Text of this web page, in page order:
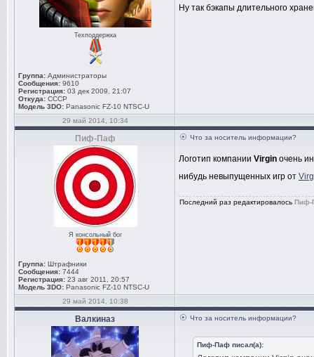
Техподдержка
Группа: Администраторы
Сообщения: 9610
Регистрация: 03 дек 2009, 21:07
Откуда: СССР
Модель 3DO: Panasonic FZ-10 NTSC-U
Ну так бэкапы длительного
29 май 2014, 10:34
Пиф-Паф
Я консольный бог
Группа: Штрафники
Сообщения: 7444
Регистрация: 23 авг 2011, 20:57
Модель 3DO: Panasonic FZ-10 NTSC-U
Что за носитель информации?
Логотип компании Virgin очень
нибудь невыпущенных игр от
Последний раз редактировалось Пиф-
29 май 2014, 10:38
Валкиназ Что за носитель информации?
Пиф-Паф писал(а):